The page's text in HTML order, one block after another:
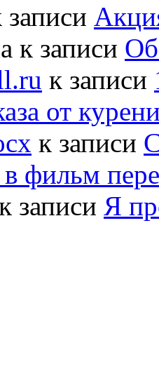
записи
к записи
к записи
от
к записи
фильм
записи Я